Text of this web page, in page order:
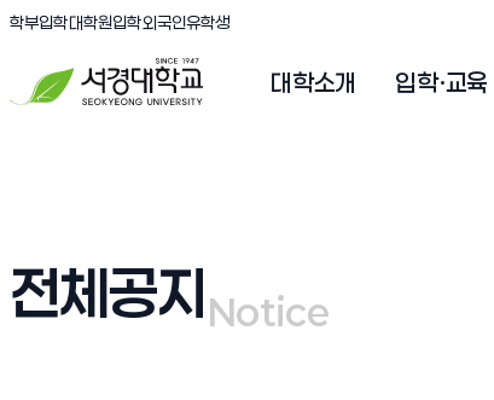
서경대학교
학부입학(새창 열림)
대학원입학(새창 열림)
외국인유학생(새창 열림)
대학소개 입학·교육
전체공지 Notice
Notice